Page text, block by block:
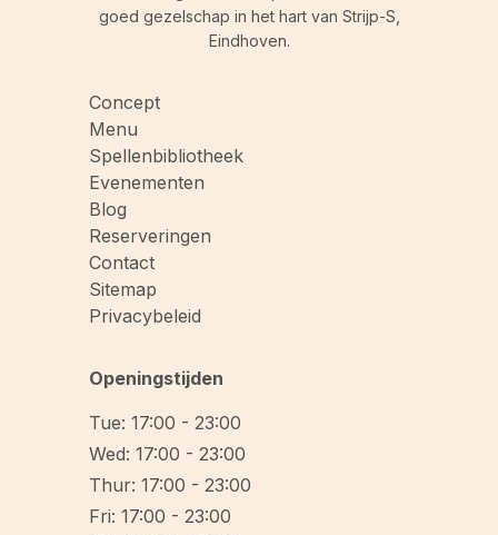
goed gezelschap in het hart van Strijp-S,
Eindhoven.
Concept
Menu
Spellenbibliotheek
Evenementen
Blog
Reserveringen
Contact
Sitemap
Privacybeleid
Openingstijden
Tue: 17:00 - 23:00
Wed: 17:00 - 23:00
Thur: 17:00 - 23:00
Fri: 17:00 - 23:00